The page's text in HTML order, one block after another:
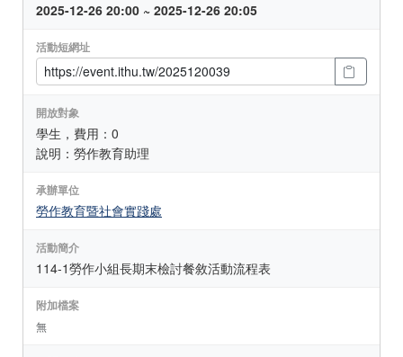
2025-12-26 20:00 ~ 2025-12-26 20:05
活動短網址
開放對象
學生，費用：0
說明：勞作教育助理
承辦單位
勞作教育暨社會實踐處
活動簡介
114-1勞作小組長期末檢討餐敘活動流程表
附加檔案
無